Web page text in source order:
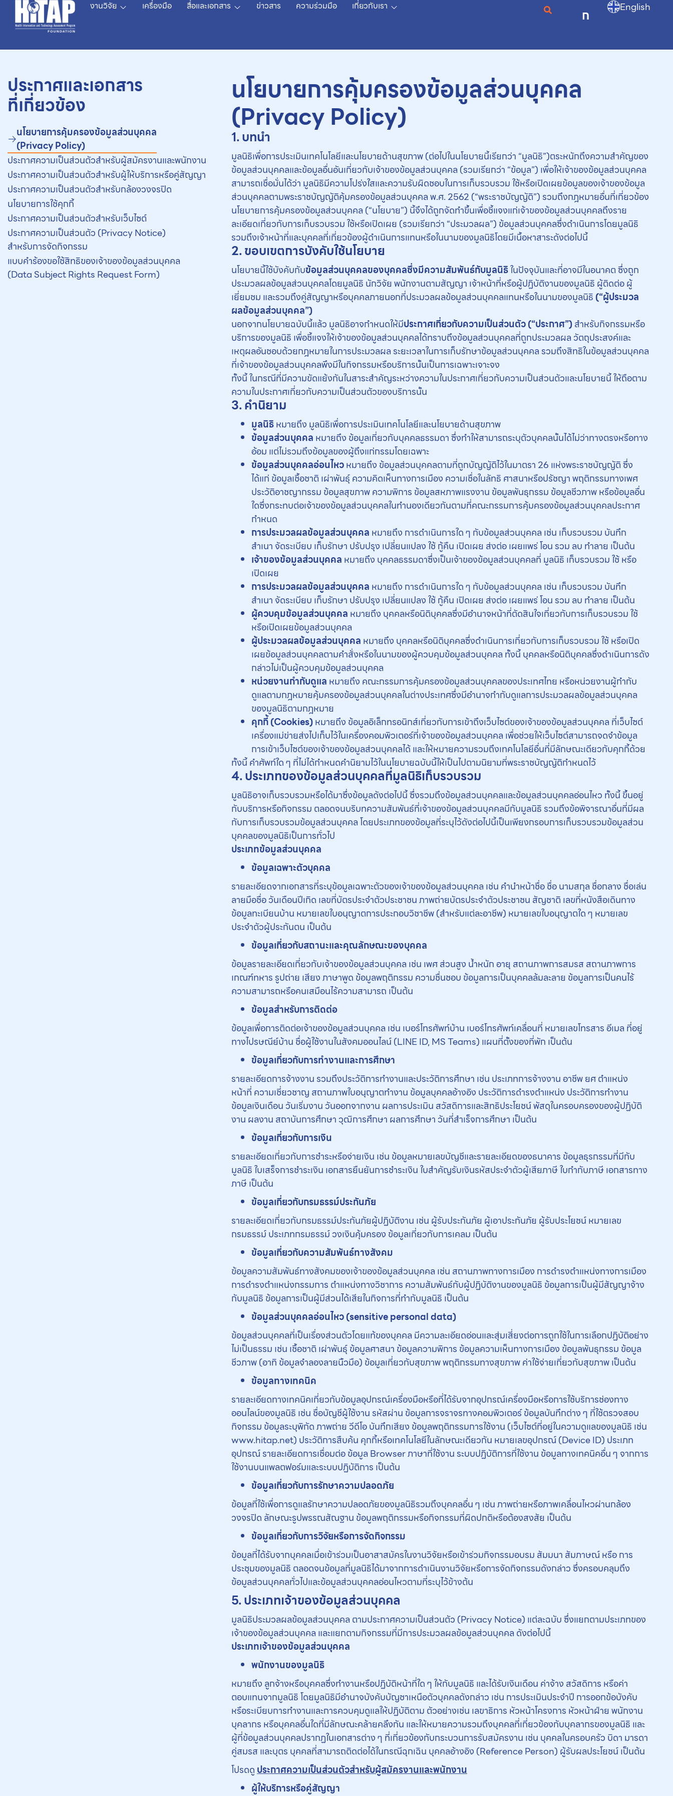
งานวิจัย เครื่องมือ สื่อและเอกสาร ข่าวสาร ความร่วมมือ เกี่ยวกับเรา
ก English
ประกาศและเอกสาร
ที่เกี่ยวข้อง
นโยบายการคุ้มครองข้อมูลส่วนบุคคล
(Privacy Policy)
ประกาศความเป็นส่วนตัวสำหรับผู้สมัครงานและพนักงาน
ประกาศความเป็นส่วนตัวสำหรับผู้ให้บริการหรือคู่สัญญา
ประกาศความเป็นส่วนตัวสำหรับกล้องวงจรปิด
นโยบายการใช้คุกกี้
ประกาศความเป็นส่วนตัวสำหรับเว็บไซต์
ประกาศความเป็นส่วนตัว (Privacy Notice)
สำหรับการจัดกิจกรรม
แบบคำร้องขอใช้สิทธิของเจ้าของข้อมูลส่วนบุคคล
(Data Subject Rights Request Form)
นโยบายการคุ้มครองข้อมูลส่วนบุคคล
(Privacy Policy)
1. บทนำ
มูลนิธิเพื่อการประเมินเทคโนโลยีและนโยบายด้านสุขภาพ (ต่อไปในนโยบายนี้เรียกว่า “มูลนิธิ”)ตระหนักถึงความสำคัญของ
ข้อมูลส่วนบุคคลและข้อมูลอื่นอันเกี่ยวกับเจ้าของข้อมูลส่วนบุคคล (รวมเรียกว่า “ข้อมูล”) เพื่อให้เจ้าของข้อมูลส่วนบุคคล
สามารถเชื่อมั่นได้ว่า มูลนิธิมีความโปร่งใสและความรับผิดชอบในการเก็บรวบรวม ใช้หรือเปิดเผยข้อมูลของเจ้าของข้อมูล
ส่วนบุคคลตามพระราชบัญญัติคุ้มครองข้อมูลส่วนบุคคล พ.ศ. 2562 (“พระราชบัญญัติ”) รวมถึงกฎหมายอื่นที่เกี่ยวข้อง
นโยบายการคุ้มครองข้อมูลส่วนบุคคล (“นโยบาย”) นี้จึงได้ถูกจัดทำขึ้นเพื่อชี้แจงแก่เจ้าของข้อมูลส่วนบุคคลถึงราย
ละเอียดเกี่ยวกับการเก็บรวบรวม ใช้หรือเปิดเผย (รวมเรียกว่า “ประมวลผล”) ข้อมูลส่วนบุคคลซึ่งดำเนินการโดยมูลนิธิ
รวมถึงเจ้าหน้าที่และบุคคลที่เกี่ยวข้องผู้ดำเนินการแทนหรือในนามของมูลนิธิโดยมีเนื้อหาสาระดังต่อไปนี้
2. ขอบเขตการบังคับใช้นโยบาย
นโยบายนี้ใช้บังคับกับข้อมูลส่วนบุคคลของบุคคลซึ่งมีความสัมพันธ์กับมูลนิธิในปัจจุบันและที่อาจมีในอนาคต ซึ่งถูก
ประมวลผลข้อมูลส่วนบุคคลโดยมูลนิธิ นักวิจัย พนักงานตามสัญญา เจ้าหน้าที่หรือผู้ปฏิบัติงานของมูลนิธิ ผู้ติดต่อ ผู้
เยี่ยมชม และรวมถึงคู่สัญญาหรือบุคคลภายนอกที่ประมวลผลข้อมูลส่วนบุคคลแทนหรือในนามของมูลนิธิ (“ผู้ประมวล
ผลข้อมูลส่วนบุคคล”)
นอกจากนโยบายฉบับนี้แล้ว มูลนิธิอาจกำหนดให้มีประกาศเกี่ยวกับความเป็นส่วนตัว (“ประกาศ”)สำหรับกิจกรรมหรือ
บริการของมูลนิธิ เพื่อชี้แจงให้เจ้าของข้อมูลส่วนบุคคลได้ทราบถึงข้อมูลส่วนบุคคลที่ถูกประมวลผล วัตถุประสงค์และ
เหตุผลอันชอบด้วยกฎหมายในการประมวลผล ระยะเวลาในการเก็บรักษาข้อมูลส่วนบุคคล รวมถึงสิทธิในข้อมูลส่วนบุคคล
ที่เจ้าของข้อมูลส่วนบุคคลพึงมีในกิจกรรมหรือบริการนั้นเป็นการเฉพาะเจาะจง
ทั้งนี้ ในกรณีที่มีความขัดแย้งกันในสาระสำคัญระหว่างความในประกาศเกี่ยวกับความเป็นส่วนตัวและนโยบายนี้ ให้ถือตาม
ความในประกาศเกี่ยวกับความเป็นส่วนตัวของบริการนั้น
3. คำนิยาม
มูลนิธิหมายถึง มูลนิธิเพื่อการประเมินเทคโนโลยีและนโยบายด้านสุขภาพ
ข้อมูลส่วนบุคคล หมายถึง ข้อมูลเกี่ยวกับบุคคลธรรมดา ซึ่งทำให้สามารถระบุตัวบุคคลนั้นได้ไม่ว่าทางตรงหรือทาง
อ้อม แต่ไม่รวมถึงข้อมูลของผู้ถึงแก่กรรมโดยเฉพาะ
ข้อมูลส่วนบุคคลอ่อนไหวหมายถึง ข้อมูลส่วนบุคคลตามที่ถูกบัญญัติไว้ในมาตรา 26 แห่งพระราชบัญญัติ ซึ่ง
ได้แก่ ข้อมูลเชื้อชาติ เผ่าพันธุ์ ความคิดเห็นทางการเมือง ความเชื่อในลัทธิ ศาสนาหรือปรัชญา พฤติกรรมทางเพศ
ประวัติอาชญากรรม ข้อมูลสุขภาพ ความพิการ ข้อมูลสหภาพแรงงาน ข้อมูลพันธุกรรม ข้อมูลชีวภาพ หรือข้อมูลอื่น
ใดซึ่งกระทบต่อเจ้าของข้อมูลส่วนบุคคลในทำนองเดียวกันตามที่คณะกรรมการคุ้มครองข้อมูลส่วนบุคคลประกาศ
กำหนด
การประมวลผลข้อมูลส่วนบุคคล หมายถึง การดำเนินการใด ๆ กับข้อมูลส่วนบุคคล เช่น เก็บรวบรวม บันทึก
สำเนา จัดระเบียบ เก็บรักษา ปรับปรุง เปลี่ยนแปลง ใช้ กู้คืน เปิดเผย ส่งต่อ เผยแพร่ โอน รวม ลบ ทำลาย เป็นต้น
เจ้าของข้อมูลส่วนบุคคล หมายถึง บุคคลธรรมดาซึ่งเป็นเจ้าของข้อมูลส่วนบุคคลที่ มูลนิธิ เก็บรวบรวม ใช้ หรือ
เปิดเผย
การประมวลผลข้อมูลส่วนบุคคล หมายถึง การดำเนินการใด ๆ กับข้อมูลส่วนบุคคล เช่น เก็บรวบรวม บันทึก
สำเนา จัดระเบียบ เก็บรักษา ปรับปรุง เปลี่ยนแปลง ใช้ กู้คืน เปิดเผย ส่งต่อ เผยแพร่ โอน รวม ลบ ทำลาย เป็นต้น
ผู้ควบคุมข้อมูลส่วนบุคคล หมายถึง บุคคลหรือนิติบุคคลซึ่งมีอำนาจหน้าที่ตัดสินใจเกี่ยวกับการเก็บรวบรวม ใช้
หรือเปิดเผยข้อมูลส่วนบุคคล
ผู้ประมวลผลข้อมูลส่วนบุคคล หมายถึง บุคคลหรือนิติบุคคลซึ่งดำเนินการเกี่ยวกับการเก็บรวบรวม ใช้ หรือเปิด
เผยข้อมูลส่วนบุคคลตามคำสั่งหรือในนามของผู้ควบคุมข้อมูลส่วนบุคคล ทั้งนี้ บุคคลหรือนิติบุคคลซึ่งดำเนินการดัง
กล่าวไม่เป็นผู้ควบคุมข้อมูลส่วนบุคคล
หน่วยงานกำกับดูแล หมายถึง คณะกรรมการคุ้มครองข้อมูลส่วนบุคคลของประเทศไทย หรือหน่วยงานผู้กำกับ
ดูแลตามกฎหมายคุ้มครองข้อมูลส่วนบุคคลในต่างประเทศซึ่งมีอำนาจกำกับดูแลการประมวลผลข้อมูลส่วนบุคคล
ของมูลนิธิตามกฎหมาย
คุกกี้ (Cookies)หมายถึง ข้อมูลอิเล็กทรอนิกส์เกี่ยวกับการเข้าถึงเว็บไซต์ของเจ้าของข้อมูลส่วนบุคคล ที่เว็บไซต์
เครื่องแม่ข่ายส่งไปเก็บไว้ในเครื่องคอมพิวเตอร์ที่เจ้าของข้อมูลส่วนบุคคล เพื่อช่วยให้เว็บไซต์สามารถจดจำข้อมูล
การเข้าเว็บไซต์ของเจ้าของข้อมูลส่วนบุคคลได้ และให้หมายความรวมถึงเทคโนโลยีอื่นที่มีลักษณะเดียวกับคุกกี้ด้วย
ทั้งนี้ คำศัพท์ใด ๆ ที่ไม่ได้กำหนดคำนิยามไว้ในนโยบายฉบับนี้ให้เป็นไปตามนิยามที่พระราชบัญญัติกำหนดไว้
4. ประเภทของข้อมูลส่วนบุคคลที่มูลนิธิเก็บรวบรวม
มูลนิธิอาจเก็บรวบรวมหรือได้มาซึ่งข้อมูลดังต่อไปนี้ ซึ่งรวมถึงข้อมูลส่วนบุคคลและข้อมูลส่วนบุคคลอ่อนไหว ทั้งนี้ ขึ้นอยู่
กับบริการหรือกิจกรรม ตลอดจนบริบทความสัมพันธ์ที่เจ้าของข้อมูลส่วนบุคคลมีกับมูลนิธิ รวมถึงข้อพิจารณาอื่นที่มีผล
กับการเก็บรวบรวมข้อมูลส่วนบุคคล โดยประเภทของข้อมูลที่ระบุไว้ดังต่อไปนี้เป็นเพียงกรอบการเก็บรวบรวมข้อมูลส่วน
บุคคลของมูลนิธิเป็นการทั่วไป
ประเภทข้อมูลส่วนบุคคล
ข้อมูลเฉพาะตัวบุคคล
รายละเอียดจากเอกสารที่ระบุข้อมูลเฉพาะตัวของเจ้าของข้อมูลส่วนบุคคล เช่น คำนำหน้าชื่อ ชื่อ นามสกุล ชื่อกลาง ชื่อเล่น
ลายมือชื่อ วันเดือนปีเกิด เลขที่บัตรประจำตัวประชาชน ภาพถ่ายบัตรประจำตัวประชาชน สัญชาติ เลขที่หนังสือเดินทาง
ข้อมูลทะเบียนบ้าน หมายเลขใบอนุญาตการประกอบวิชาชีพ (สำหรับแต่ละอาชีพ) หมายเลขใบอนุญาตใด ๆ หมายเลข
ประจำตัวผู้ประกันตน เป็นต้น
ข้อมูลเกี่ยวกับสถานะและคุณลักษณะของบุคคล
ข้อมูลรายละเอียดเกี่ยวกับเจ้าของข้อมูลส่วนบุคคล เช่น เพศ ส่วนสูง น้ำหนัก อายุ สถานภาพการสมรส สถานภาพการ
เกณฑ์ทหาร รูปถ่าย เสียง ภาษาพูด ข้อมูลพฤติกรรม ความชื่นชอบ ข้อมูลการเป็นบุคคลล้มละลาย ข้อมูลการเป็นคนไร้
ความสามารถหรือคนเสมือนไร้ความสามารถ เป็นต้น
ข้อมูลสำหรับการติดต่อ
ข้อมูลเพื่อการติดต่อเจ้าของข้อมูลส่วนบุคคล เช่น เบอร์โทรศัพท์บ้าน เบอร์โทรศัพท์เคลื่อนที่ หมายเลขโทรสาร อีเมล ที่อยู่
ทางไปรษณีย์บ้าน ชื่อผู้ใช้งานในสังคมออนไลน์ (LINE ID, MS Teams) แผนที่ตั้งของที่พัก เป็นต้น
ข้อมูลเกี่ยวกับการทำงานและการศึกษา
รายละเอียดการจ้างงาน รวมถึงประวัติการทำงานและประวัติการศึกษา เช่น ประเภทการจ้างงาน อาชีพ ยศ ตำแหน่ง
หน้าที่ ความเชี่ยวชาญ สถานภาพใบอนุญาตทำงาน ข้อมูลบุคคลอ้างอิง ประวัติการดำรงตำแหน่ง ประวัติการทำงาน
ข้อมูลเงินเดือน วันเริ่มงาน วันออกจากงาน ผลการประเมิน สวัสดิการและสิทธิประโยชน์ พัสดุในครอบครองของผู้ปฏิบัติ
งาน ผลงาน สถาบันการศึกษา วุฒิการศึกษา ผลการศึกษา วันที่สำเร็จการศึกษา เป็นต้น
ข้อมูลเกี่ยวกับการเงิน
รายละเอียดเกี่ยวกับการชำระหรือจ่ายเงิน เช่น ข้อมูลหมายเลขบัญชีและรายละเอียดของธนาคาร ข้อมูลธุรกรรมที่มีกับ
มูลนิธิ ใบเสร็จการชำระเงิน เอกสารยืนยันการชำระเงิน ใบสำคัญรับเงินรหัสประจำตัวผู้เสียภาษี ใบกำกับภาษี เอกสารทาง
ภาษี เป็นต้น
ข้อมูลเกี่ยวกับกรมธรรม์ประกันภัย
รายละเอียดเกี่ยวกับกรมธรรม์ประกันภัยผู้ปฏิบัติงาน เช่น ผู้รับประกันภัย ผู้เอาประกันภัย ผู้รับประโยชน์ หมายเลข
กรมธรรม์ ประเภทกรมธรรม์ วงเงินคุ้มครอง ข้อมูลเกี่ยวกับการเคลม เป็นต้น
ข้อมูลเกี่ยวกับความสัมพันธ์ทางสังคม
ข้อมูลความสัมพันธ์ทางสังคมของเจ้าของข้อมูลส่วนบุคคล เช่น สถานภาพทางการเมือง การดำรงตำแหน่งทางการเมือง
การดำรงตำแหน่งกรรมการ ตำแหน่งทางวิชาการ ความสัมพันธ์กับผู้ปฏิบัติงานของมูลนิธิ ข้อมูลการเป็นผู้มีสัญญาจ้าง
กับมูลนิธิ ข้อมูลการเป็นผู้มีส่วนได้เสียในกิจการที่ทำกับมูลนิธิ เป็นต้น
ข้อมูลส่วนบุคคลอ่อนไหว (sensitive personal data)
ข้อมูลส่วนบุคคลที่เป็นเรื่องส่วนตัวโดยแท้ของบุคคล มีความละเอียดอ่อนและสุ่มเสี่ยงต่อการถูกใช้ในการเลือกปฏิบัติอย่าง
ไม่เป็นธรรม เช่น เชื้อชาติ เผ่าพันธุ์ ข้อมูลศาสนา ข้อมูลความพิการ ข้อมูลความเห็นทางการเมือง ข้อมูลพันธุกรรม ข้อมูล
ชีวภาพ (อาทิ ข้อมูลจำลองลายนิ้วมือ) ข้อมูลเกี่ยวกับสุขภาพ พฤติกรรมทางสุขภาพ ค่าใช้จ่ายเกี่ยวกับสุขภาพ เป็นต้น
ข้อมูลทางเทคนิค
รายละเอียดทางเทคนิคเกี่ยวกับข้อมูลอุปกรณ์เครื่องมือหรือที่ได้รับจากอุปกรณ์เครื่องมือหรือการใช้บริการช่องทาง
ออนไลน์ของมูลนิธิ เช่น ชื่อบัญชีผู้ใช้งาน รหัสผ่าน ข้อมูลการจราจรทางคอมพิวเตอร์ ข้อมูลบันทึกต่าง ๆ ที่ใช้ตรวจสอบ
กิจกรรม ข้อมูลระบุพิกัด ภาพถ่าย วีดีโอ บันทึกเสียง ข้อมูลพฤติกรรมการใช้งาน (เว็บไซต์ที่อยู่ในความดูแลของมูลนิธิ เช่น
www.hitap.net) ประวัติการสืบค้น คุกกี้หรือเทคโนโลยีในลักษณะเดียวกัน หมายเลขอุปกรณ์ (Device ID) ประเภท
อุปกรณ์ รายละเอียดการเชื่อมต่อ ข้อมูล Browser ภาษาที่ใช้งาน ระบบปฏิบัติการที่ใช้งาน ข้อมูลทางเทคนิคอื่น ๆ จากการ
ใช้งานบนแพลตฟอร์มและระบบปฏิบัติการ เป็นต้น
ข้อมูลเกี่ยวกับการรักษาความปลอดภัย
ข้อมูลที่ใช้เพื่อการดูแลรักษาความปลอดภัยของมูลนิธิรวมถึงบุคคลอื่น ๆ เช่น ภาพถ่ายหรือภาพเคลื่อนไหวผ่านกล้อง
วงจรปิด ลักษณะรูปพรรณสัณฐาน ข้อมูลพฤติกรรมหรือกิจกรรมที่ผิดปกติหรือต้องสงสัย เป็นต้น
ข้อมูลเกี่ยวกับการวิจัยหรือการจัดกิจกรรม
ข้อมูลที่ได้รับจากบุคคลเมื่อเข้าร่วมเป็นอาสาสมัครในงานวิจัยหรือเข้าร่วมกิจกรรมอบรม สัมมนา สัมภาษณ์ หรือ การ
ประชุมของมูลนิธิ ตลอดจนข้อมูลที่มูลนิธิได้มาจากการดำเนินงานวิจัยหรือการจัดกิจกรรมดังกล่าว ซึ่งครอบคลุมถึง
ข้อมูลส่วนบุคคลทั่วไปและข้อมูลส่วนบุคคลอ่อนไหวตามที่ระบุไว้ข้างต้น
5. ประเภทเจ้าของข้อมูลส่วนบุคคล
มูลนิธิประมวลผลข้อมูลส่วนบุคคล ตามประกาศความเป็นส่วนตัว (Privacy Notice) แต่ละฉบับ ซึ่งแยกตามประเภทของ
เจ้าของข้อมูลส่วนบุคคล และแยกตามกิจกรรมที่มีการประมวลผลข้อมูลส่วนบุคคล ดังต่อไปนี้
ประเภทเจ้าของข้อมูลส่วนบุคคล
พนักงานของมูลนิธิ
หมายถึง ลูกจ้างหรือบุคคลซึ่งทำงานหรือปฏิบัติหน้าที่ใด ๆ ให้กับมูลนิธิ และได้รับเงินเดือน ค่าจ้าง สวัสดิการ หรือค่า
ตอบแทนจากมูลนิธิ โดยมูลนิธิมีอำนาจบังคับบัญชาเหนือตัวบุคคลดังกล่าว เช่น การประเมินประจำปี การออกข้อบังคับ
หรือระเบียบการทำงานและการควบคุมดูแลให้ปฏิบัติตาม ตัวอย่างเช่น เลขาธิการ หัวหน้าโครงการ หัวหน้าฝ่าย พนักงาน
บุคลากร หรือบุคคลอื่นใดที่มีลักษณะคล้ายคลึงกัน และให้หมายความรวมถึงบุคคลที่เกี่ยวข้องกับบุคลากรของมูลนิธิ และ
ผู้ที่ข้อมูลส่วนบุคคลปรากฏในเอกสารต่าง ๆ ที่เกี่ยวข้องกับกระบวนการรับสมัครงาน เช่น บุคคลในครอบครัว บิดา มารดา
คู่สมรส และบุตร บุคคลที่สามารถติดต่อได้ในกรณีฉุกเฉิน บุคคลอ้างอิง (Reference Person) ผู้รับผลประโยชน์ เป็นต้น
โปรดดูประกาศความเป็นส่วนตัวสำหรับผู้สมัครงานและพนักงาน
ผู้ให้บริการหรือคู่สัญญา